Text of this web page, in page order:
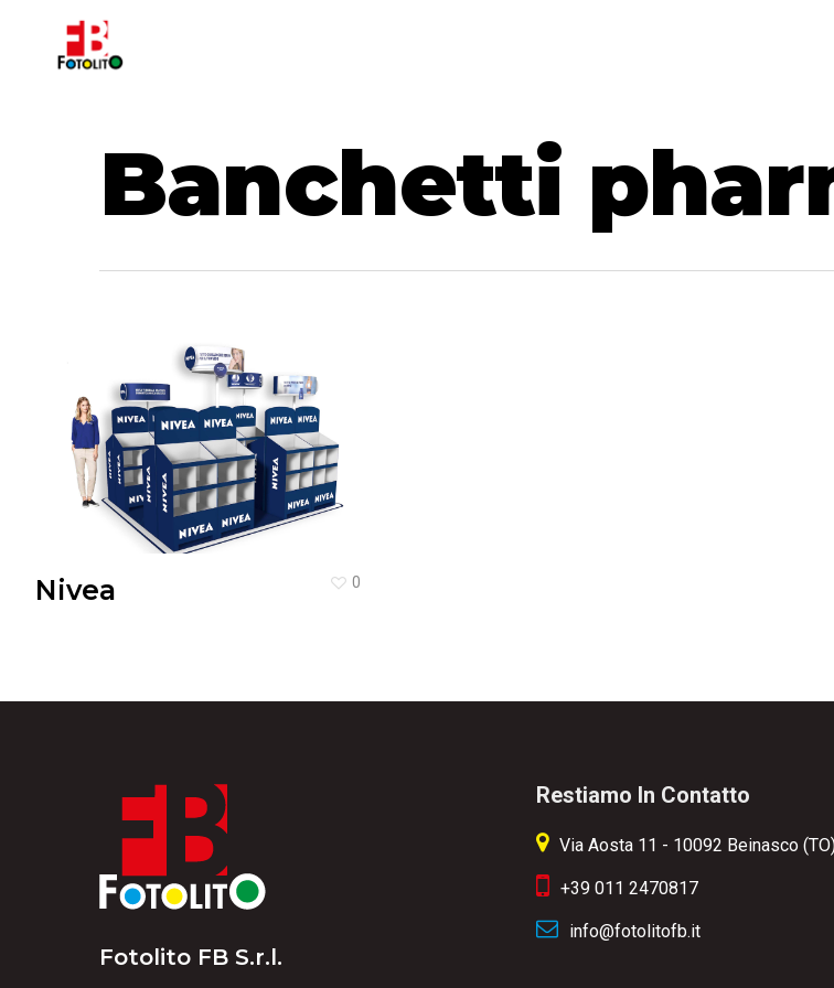
Banchetti
Nivea 0
Fotolito FB S.r.l.
Restiamo In Contatto
Via Aosta 11 - 10092 Beinasco
+39 011 2470817
info@fotolitofb.it